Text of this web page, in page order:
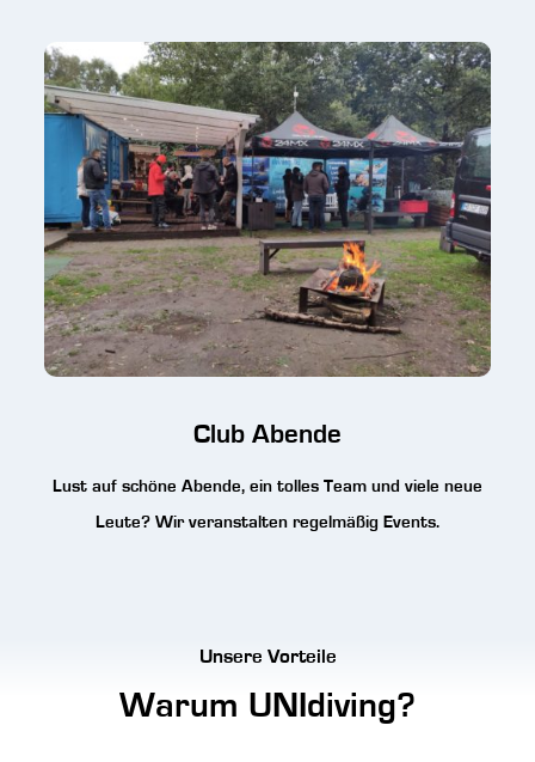
Club Abende
Lust auf schöne Abende, ein tolles Team und viele neue
Leute? Wir veranstalten regelmäßig Events.
Unsere Vorteile
Warum UNIdiving?